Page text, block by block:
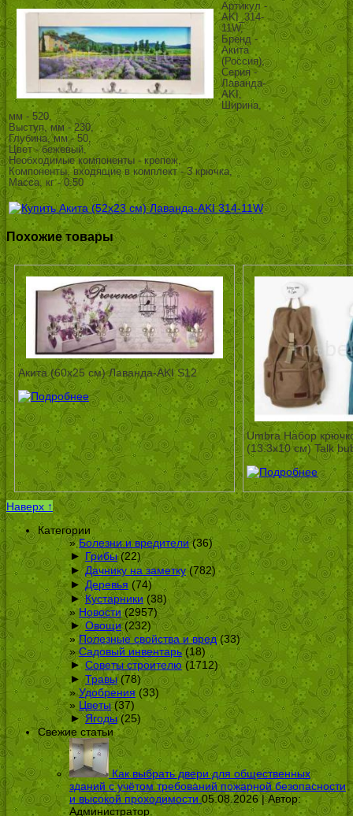
Артикул -
AKI_314-
11W,
Бренд -
Акита
(Россия),
Серия -
Лаванда-
AKI,
Ширина,
мм - 520,
Выступ, мм - 230,
Глубина, мм - 50,
Цвет - бежевый,
Необходимые компоненты - крепеж,
Компоненты, входящие в комплект - 3 крючка,
Масса, кг - 0.50
Похожие товары
Акита (60х25 см) Лаванда-AKI S12
Umbra Набор
(13.3х10 см) Talk
Наверх ↑
Категории
Болезни и вредители(36)
► Грибы(22)
► Дачнику на заметку(782)
► Деревья (74)
► Кустарники (38)
Новости(2957)
► Овощи(232)
Полезные свойства и вред(33)
Садовый инвентарь(18)
► Советы строителю(1712)
► Травы(78)
Удобрения(33)
Цветы(37)
► Ягоды(25)
Свежие статьи
Как выбрать двери для общественных
зданий с учётом требований пожарной безопасности
и высокой проходимости 05.08.2026 | Автор:
Администратор